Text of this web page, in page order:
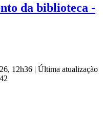
da biblioteca -
12h36 | Última atualização